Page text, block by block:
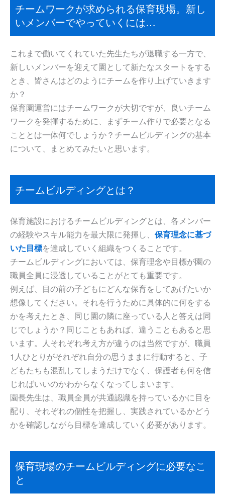
チームワークが求められる保育現場。新し
いメンバーでやっていくには…
これまで働いてくれていた先生たちが退職する一方で、
新しいメンバーを迎えて園として新たなスタートをする
とき、皆さんはどのようにチームを作り上げていきます
か？
保育園運営にはチームワークが大切ですが、良いチーム
ワークを発揮するために、まずチーム作りで必要となる
こととは一体何でしょうか？チームビルディングの基本
について、まとめてみたいと思います。
チームビルディングとは？
保育施設におけるチームビルディングとは、各メンバー
の経験やスキル能力を最大限に発揮し、 保育理念に基づ
いた目標を達成していく組織をつくることです。
チームビルディングにおいては、保育理念や目標が園の
職員全員に浸透していることがとても重要です。
例えば、目の前の子どもにどんな保育をしてあげたいか
想像してください。それを行うために具体的に何をする
かを考えたとき、同じ園の隣に座っている人と答えは同
じでしょうか？同じこともあれば、違うこともあると思
います。人それぞれ考え方が違うのは当然ですが、職員
1人ひとりがそれぞれ自分の思うままに行動すると、子
どもたちも混乱してしまうだけでなく、保護者も何を信
じればいいのかわからなくなってしまいます。
園長先生は、職員全員が共通認識を持っているかに目を
配り、それぞれの個性を把握し、実践されているかどう
かを確認しながら目標を達成していく必要があります。
保育現場のチームビルディングに必要なこ
と